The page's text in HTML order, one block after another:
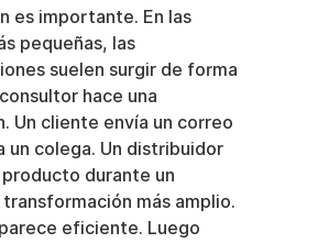
es importante. En las
pequeñas, las
suelen surgir de forma
hace una
Un cliente envía un correo
un colega. Un distribuidor
durante un
más amplio.
eficiente. Luego